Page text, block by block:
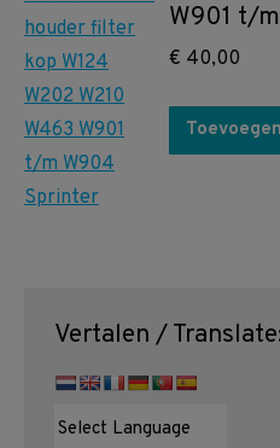
W901 t/
€ 40,00
Vertalen /